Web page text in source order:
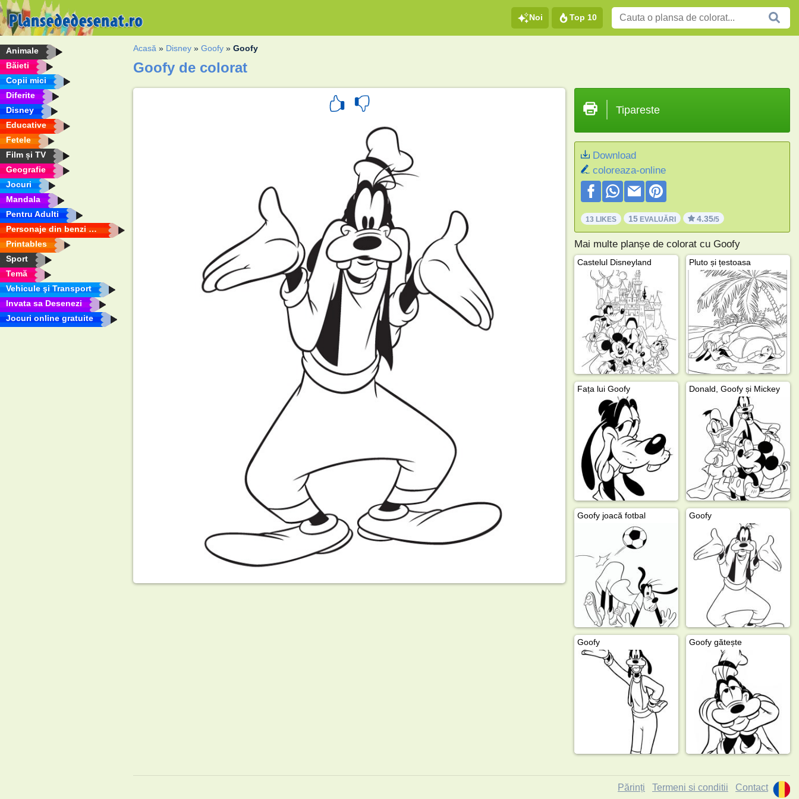
Noi Top 10
Animale
Băieti
Copii mici
Diferite
Disney
Educative
Fetele
Film și TV
Geografie
Jocuri
Mandala
Pentru Adulti
Personaje din benzi desenate
Printables
Sport
Temă
Vehicule şi Transport
Invata sa Desenezi
Jocuri online gratuite
Acasă » Disney »Goofy »Goofy
Goofy de colorat
Tipareste
Download
coloreaza-online
13 LIKES 15EVALUĂRI 4.35/5
Mai multe planșe de colorat cu Goofy
Castelul Disneyland Pluto și țestoasa
Fața lui Goofy Donald, Goofy și Mickey
Goofy joacă fotbal Goofy
Goofy Goofy gătește
Părinți Termeni si conditii Contact